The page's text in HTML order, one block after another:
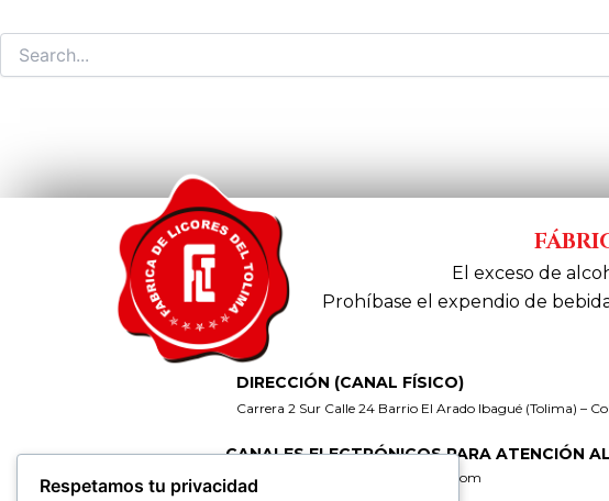
El exceso de
Prohíbase el expendio de
DIRECCIÓN (CANAL FÍSICO)
Carrera 2 Sur Calle 24 Barrio El Arado Ibagué (Tolima) –
CANALES ELECTRÓNICOS PARA ATENCIÓN
gerencia@fabricadelicoresdeltolima.com
Respetamos tu privacidad